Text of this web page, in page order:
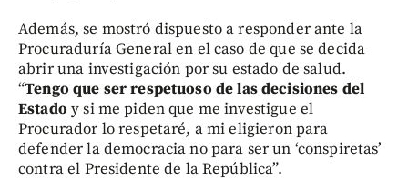
Además, se mostró dispuesto a responder ante la
Procuraduría General en el caso de que se decida
abrir una investigación por su estado de salud.
“Tengo que ser respetuoso de las decisiones del
Estado y si me piden que me investigue el
Procurador lo respetaré, a mi eligieron para
defender la democracia no para ser un ‘conspiretas’
contra el Presidente de la República”.